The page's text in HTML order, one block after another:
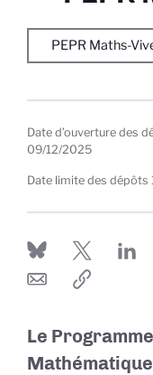
PEPR Maths-
Date d’ouverture des
09/12/2025
Date limite des dépôts
Le